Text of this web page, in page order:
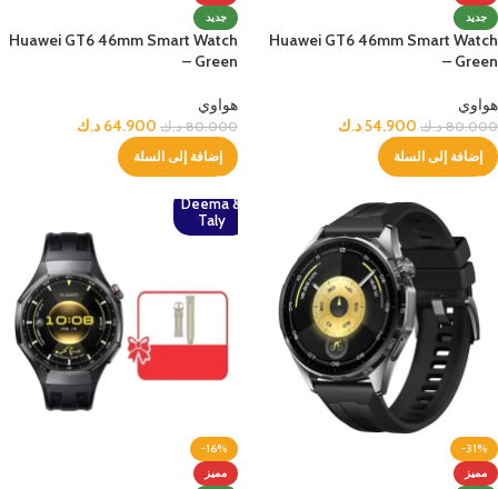
جديد
Huawei GT6 46mm Smart Watch
– Green
هواوي
80.000 د.ك 54.900د.ك
إضافة إلى السلة
جديد
Huawei GT6 46mm Smart Watch
– Green
هواوي
80.000 د.ك 64.900 د.ك
إضافة إلى السلة
-31%
مميز
Deema &
Taly
-16%
مميز